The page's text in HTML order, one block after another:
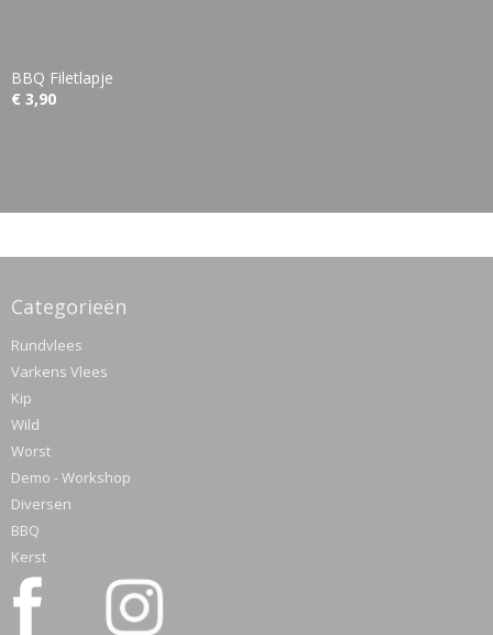
BBQ Filetlapje
€ 3,90
Categorieën
Rundvlees
Varkens Vlees
Kip
Wild
Worst
Demo - Workshop
Diversen
BBQ
Kerst